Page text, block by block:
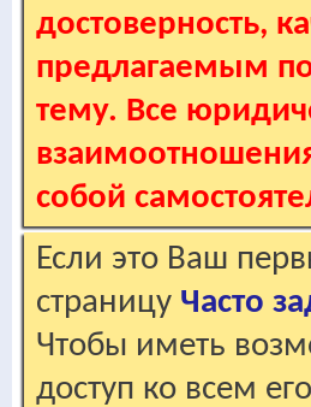
достоверность,
предлагаемым
тему. Все
собой
Если это Ваш
страницу Часто
Чтобы иметь
доступ ко всем